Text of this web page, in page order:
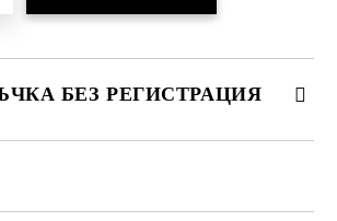
БЕЗ РЕГИСТРАЦИЯ